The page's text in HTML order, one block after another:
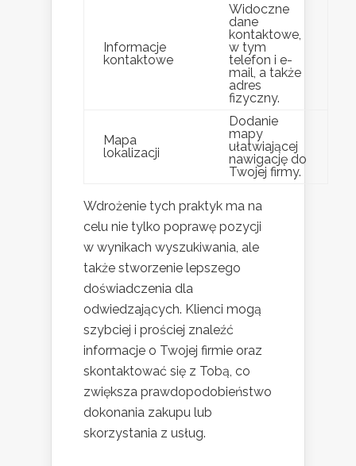
Informacje
kontaktowe
Widoczne
dane
kontaktowe,
w tym
telefon i e-
mail, a także
adres
fizyczny.
Mapa
lokalizacji
Dodanie
mapy
ułatwiającej
nawigację do
Twojej firmy.
Wdrożenie tych praktyk ma na
celu nie tylko poprawę pozycji
w wynikach wyszukiwania, ale
także stworzenie lepszego
doświadczenia dla
odwiedzających. Klienci mogą
szybciej i prościej znaleźć
informacje o Twojej firmie oraz
skontaktować się z Tobą, co
zwiększa prawdopodobieństwo
dokonania zakupu lub
skorzystania z usług.